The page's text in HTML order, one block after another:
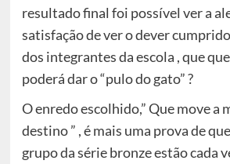
resultado final foi possível ver a
satisfação de ver o dever
dos integrantes da escola , que
poderá dar o “pulo do gato” ?
O enredo escolhido,” Que move a
destino ” , é mais uma prova de
grupo da série bronze estão cada